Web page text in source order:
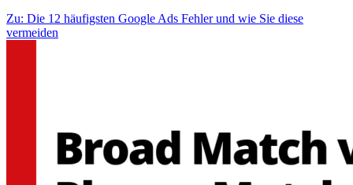
Zu: Die 12 häufigsten Google Ads Fehler und wie Sie diese
vermeiden